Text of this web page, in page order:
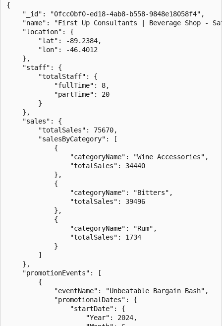
{
    "_id": "0fcc0bf0-ed18-4ab8-b558-9848e18058f4",
"name": "First Up Consultants | Beverage Shop -
    "location": {
        "lat": -89.2384,
        "lon": -46.4012
    },
    "staff": {
        "totalStaff": {
            "fullTime": 8,
            "partTime": 20
        }
    },
    "sales": {
        "totalSales": 75670,
        "salesByCategory": [
            {
                "categoryName": "Wine Accessories",
                "totalSales": 34440
            },
            {
                "categoryName": "Bitters",
                "totalSales": 39496
            },
            {
                "categoryName": "Rum",
                "totalSales": 1734
            }
        ]
    },
    "promotionEvents": [
        {
            "eventName": "Unbeatable Bargain Bash",
            "promotionalDates": {
                "startDate": {
                    "Year": 2024,